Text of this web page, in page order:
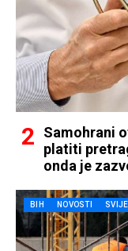
Samohrani
platiti
onda je
BIH NOVOSTI